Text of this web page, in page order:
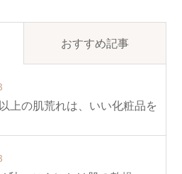
おすすめ記事
上の肌荒れは、いい化粧品を